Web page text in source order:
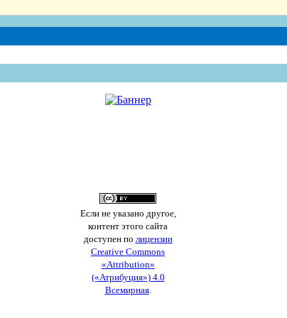
Если не указано другое,
контент этого сайта
доступен по лицензии
Creative Commons
«Attribution»
(«Атрибуция») 4.0
Всемирная.